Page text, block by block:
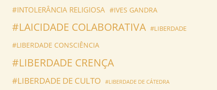
#INTOLERÂNCIA RELIGIOSA #IVES GANDRA
#LAICIDADE COLABORATIVA #LIBERDADE
#LIBERDADE CONSCIÊNCIA
#LIBERDADE CRENÇA
#LIBERDADE DE CULTO #LIBERDADE DE CÁTEDRA